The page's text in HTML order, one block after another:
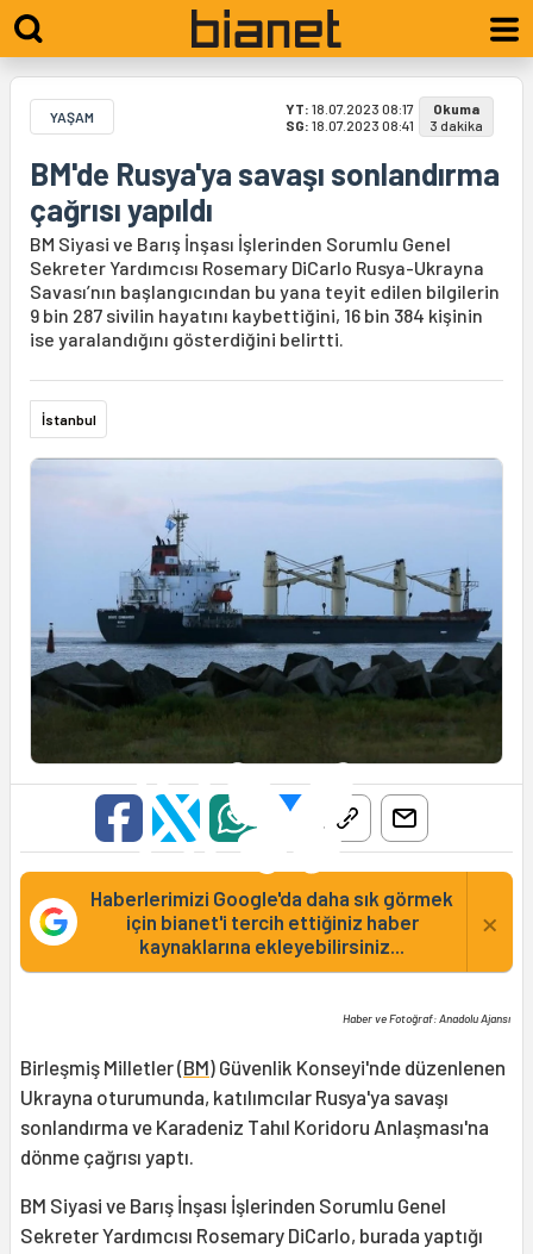
YAŞAM YT: 18.07.2023 08:17
SG: 18.07.2023 08:41
Okuma
3 dakika
BM'de Rusya'ya savaşı sonlandırma
çağrısı yapıldı
BM Siyasi ve Barış İnşası İşlerinden Sorumlu Genel
Sekreter Yardımcısı Rosemary DiCarlo Rusya-Ukrayna
Savası’nın başlangıcından bu yana teyit edilen bilgilerin
9 bin 287 sivilin hayatını kaybettiğini, 16 bin 384 kişinin
ise yaralandığını gösterdiğini belirtti.
İstanbul
Haberlerimizi Google'da daha sık görmek
için bianet'i tercih ettiğiniz haber
kaynaklarına ekleyebilirsiniz...
×
Haber ve Fotoğraf: Anadolu Ajansı
Birleşmiş Milletler (BM) Güvenlik Konseyi'nde düzenlenen
Ukrayna oturumunda, katılımcılar Rusya'ya savaşı
sonlandırma ve Karadeniz Tahıl Koridoru Anlaşması'na
dönme çağrısı yaptı.
BM Siyasi ve Barış İnşası İşlerinden Sorumlu Genel
Sekreter Yardımcısı Rosemary DiCarlo, burada yaptığı